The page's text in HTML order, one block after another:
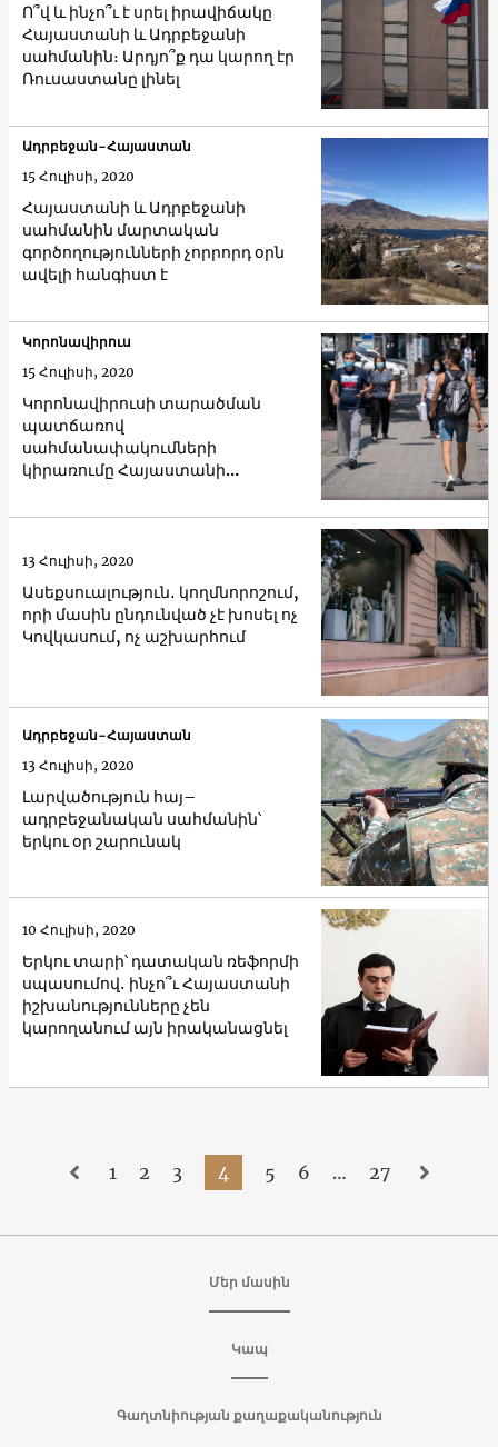
Ո՞վ և ինչո՞ւ է սրել իրավիճակը
Հայաստանի և Ադրբեջանի
սահմանին։ Արդյո՞ք դա կարող էր
Ռուսաստանը լինել
Հայաստանի և Ադրբեջանի
սահմանին մարտական
գործողությունների չորրորդ օրն
ավելի հանգիստ է
Ադրբեջան-Հայաստան
15 Հուլիսի, 2020
Կորոնավիրուսի տարածման
պատճառով
սահմանափակումների
կիրառումը Հայաստանի
ամենաանցանկալի տարբերակը
Կորոնավիրուս
15 Հուլիսի, 2020
Ասեքսուալություն․ կողմնորոշում,
որի մասին ընդունված չէ խոսել ոչ
Կովկասում, ոչ աշխարհում
13 Հուլիսի, 2020
Լարվածություն հայ–
ադրբեջանական սահմանին՝
երկու օր շարունակ
Ադրբեջան-Հայաստան
13 Հուլիսի, 2020
Երկու տարի՝ դատական ռեֆորմի
սպասումով․ ինչո՞ւ Հայաստանի
իշխանությունները չեն
կարողանում այն իրականացնել
10 Հուլիսի, 2020
1 2 3 4 5 6 … 27
Մեր մասին
Կապ
Գաղտնիության քաղաքականություն